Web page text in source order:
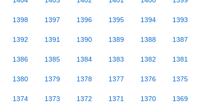
1398 1397 1396 1395 1394 1393
1392 1391 1390 1389 1388 1387
1386 1385 1384 1383 1382 1381
1380 1379 1378 1377 1376 1375
1374 1373 1372 1371 1370 1369